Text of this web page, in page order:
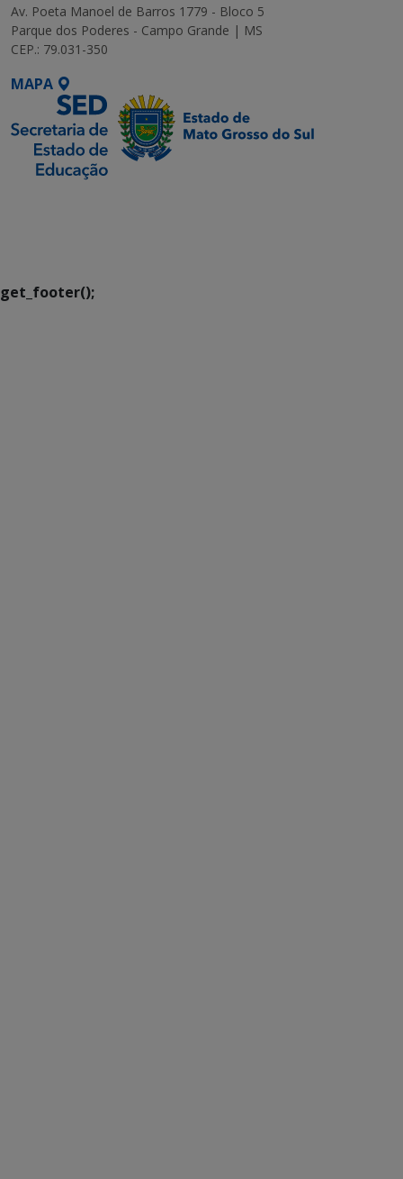
Av. Poeta Manoel de Barros 1779 - Bloco 5
Parque dos Poderes - Campo Grande | MS
CEP.: 79.031-350
MAPA
get_footer();